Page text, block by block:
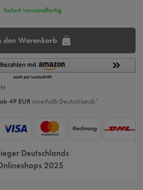
Sofort versandfertig
den Warenkorb
49 EUR innerhalb Deutschlands*
Deutschlands
2025